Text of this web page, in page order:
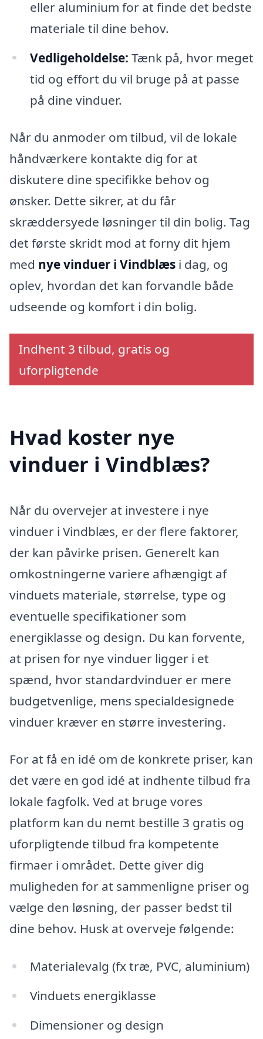
eller aluminium for at finde det bedste
materiale til dine behov.
Vedligeholdelse: Tænk på, hvor meget
tid og effort du vil bruge på at passe
på dine vinduer.
Når du anmoder om tilbud, vil de lokale
håndværkere kontakte dig for at
diskutere dine specifikke behov og
ønsker. Dette sikrer, at du får
skræddersyede løsninger til din bolig. Tag
det første skridt mod at forny dit hjem
med nye vinduer i Vindblæs i dag, og
oplev, hvordan det kan forvandle både
udseende og komfort i din bolig.
Indhent 3 tilbud, gratis og
uforpligtende
Hvad koster nye
vinduer i Vindblæs?
Når du overvejer at investere i nye
vinduer i Vindblæs, er der flere faktorer,
der kan påvirke prisen. Generelt kan
omkostningerne variere afhængigt af
vinduets materiale, størrelse, type og
eventuelle specifikationer som
energiklasse og design. Du kan forvente,
at prisen for nye vinduer ligger i et
spænd, hvor standardvinduer er mere
budgetvenlige, mens specialdesignede
vinduer kræver en større investering.
For at få en idé om de konkrete priser, kan
det være en god idé at indhente tilbud fra
lokale fagfolk. Ved at bruge vores
platform kan du nemt bestille 3 gratis og
uforpligtende tilbud fra kompetente
firmaer i området. Dette giver dig
muligheden for at sammenligne priser og
vælge den løsning, der passer bedst til
dine behov. Husk at overveje følgende:
Materialevalg (fx træ, PVC, aluminium)
Vinduets energiklasse
Dimensioner og design